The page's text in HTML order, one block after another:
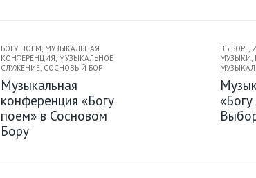
БОГУ ПОЕМ, МУЗЫКАЛЬНАЯ
КОНФЕРЕНЦИЯ, МУЗЫКАЛЬНОЕ
СЛУЖЕНИЕ, СОСНОВЫЙ БОР
Музыкальная
конференция «Богу
поем» в Сосновом
Бору
ВЫБОРГ,
МУЗЫКИ,